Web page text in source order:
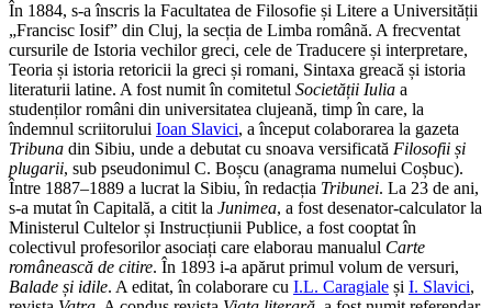
În 1884, s-a înscris la Facultatea de Filosofie și Litere a Universității
„Francisc Iosif” din Cluj, la secția de Limba română. A frecventat
cursurile de Istoria vechilor greci, cele de Traducere și interpretare,
Teoria și istoria retoricii la greci și romani, Sintaxa greacă și istoria
literaturii latine. A fost numit în comitetul Societății Iulia a
studenților români din universitatea clujeană, timp în care, la
îndemnul scriitorului Ioan Slavici, a început colaborarea la gazeta
Tribuna din Sibiu, unde a debutat cu snoava versificată Filosofii și
plugarii, sub pseudonimul C. Boșcu (anagrama numelui Coșbuc).
Între 1887–1889 a lucrat la Sibiu, în redacția Tribunei. La 23 de ani,
s-a mutat în Capitală, a citit la Junimea, a fost desenator-calculator la
Ministerul Cultelor și Instrucțiunii Publice, a fost cooptat în
colectivul profesorilor asociați care elaborau manualul Carte
românească de citire. În 1893 i-a apărut primul volum de versuri,
Balade și idile. A editat, în colaborare cu I.L. Caragiale și I. Slavici,